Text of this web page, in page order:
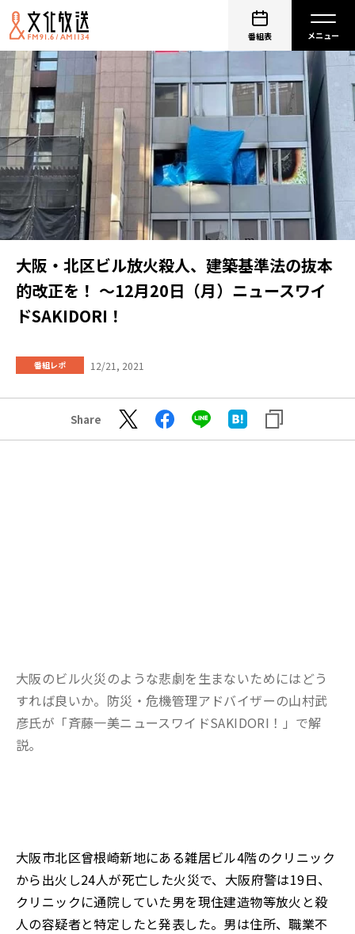
番組表
大阪・北区ビル放火殺人、建築基準法の抜本
的改正を！ ～12月20日（月）ニュースワイ
ドSAKIDORI！
番組レポ 12/21, 2021
Share
大阪のビル火災のような悲劇を生まないためにはどう
すれば良いか。防災・危機管理アドバイザーの山村武
彦氏が「斉藤一美ニュースワイドSAKIDORI！」で解
説。
大阪市北区曾根崎新地にある雑居ビル4階のクリニック
から出火し24人が死亡した火災で、大阪府警は19日、
クリニックに通院していた男を現住建造物等放火と殺
人の容疑者と特定したと発表した。男は住所、職業不